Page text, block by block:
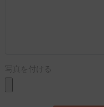
写真を付ける